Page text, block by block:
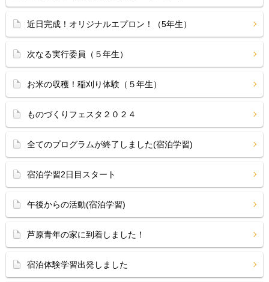
近日完成！オリジナルエプロン！（5年生）
次なる実行委員（５年生）
お米の収穫！稲刈り体験（５年生）
ものづくりフェスタ２０２４
全てのプログラムが終了しました(宿泊学習)
宿泊学習2日目スタート
午後からの活動(宿泊学習)
芦原青年の家に到着しました！
宿泊体験学習出発しました